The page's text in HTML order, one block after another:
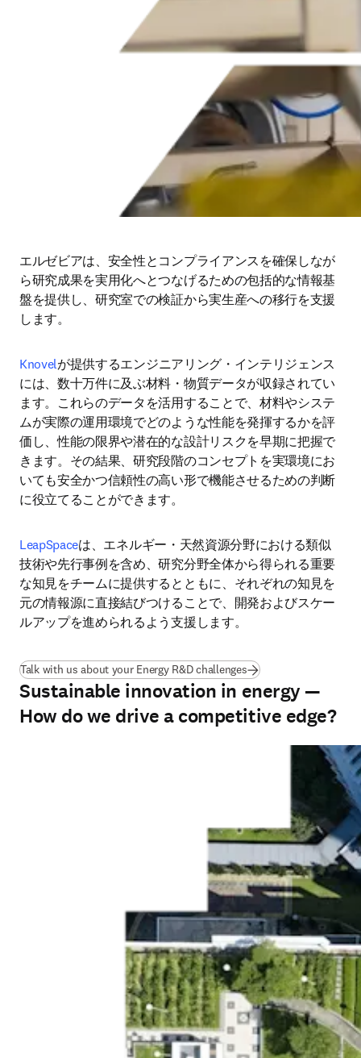
エルゼビアは、安全性とコンプライアンスを確保しなが
ら研究成果を実用化へとつなげるための包括的な情報基
盤を提供し、研究室での検証から実生産への移行を支援
します。
Knovelが提供するエンジニアリング・インテリジェンス
には、数十万件に及ぶ材料・物質データが収録されてい
ます。これらのデータを活用することで、材料やシステ
ムが実際の運用環境でどのような性能を発揮するかを評
価し、性能の限界や潜在的な設計リスクを早期に把握で
きます。その結果、研究段階のコンセプトを実環境にお
いても安全かつ信頼性の高い形で機能させるための判断
に役立てることができます。
LeapSpaceは、エネルギー・天然資源分野における類似
技術や先行事例を含め、研究分野全体から得られる重要
な知見をチームに提供するとともに、それぞれの知見を
元の情報源に直接結びつけることで、開発およびスケー
ルアップを進められるよう支援します。
Talk with us about your Energy R&D challenges
Sustainable innovation in energy —
How do we drive a competitive edge?